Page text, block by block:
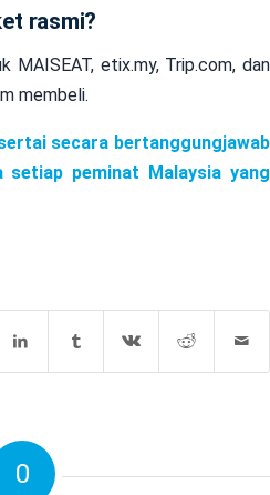
rasmi?
MAISEAT, etix.my, Trip.com, dan
membeli.
secara bertanggungjawab
peminat Malaysia yang
0